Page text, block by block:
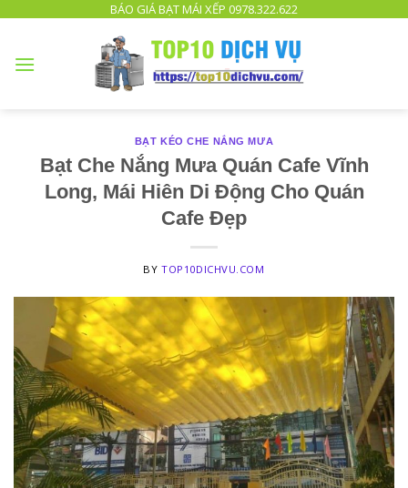
DỊCH
BÁO GIÁ BẠT MÁI XẾP 0978.322.622
BẠT KÉO CHE NẮNG MƯA
Bạt Che Nắng Mưa Quán Cafe Vĩnh
Long, Mái Hiên Di Động Cho Quán
Cafe Đẹp
BYTOP10DICHVU.COM